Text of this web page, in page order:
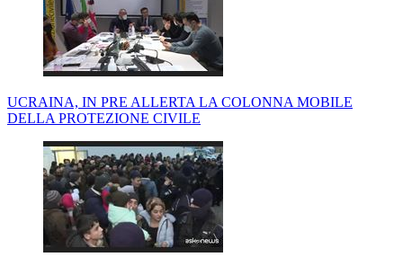
UCRAINA, IN PRE ALLERTA LA COLONNA MOBILE
DELLA PROTEZIONE CIVILE